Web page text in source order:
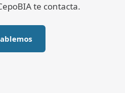
te contacta.